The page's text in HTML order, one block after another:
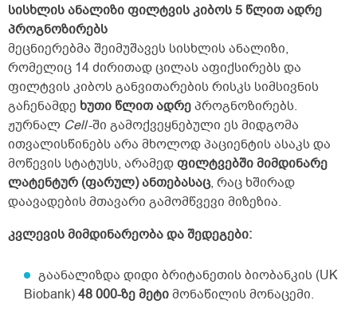
სისხლის ანალიზი ფილტვის კიბოს 5 წლით ადრე
პროგნოზირებს
მეცნიერებმა შეიმუშავეს სისხლის ანალიზი,
რომელიც 14 ძირითად ცილას აფიქსირებს და
ფილტვის კიბოს განვითარების რისკს სიმსივნის
გაჩენამდე ხუთი წლით ადრეპროგნოზირებს.
ჟურნალ Cell-ში გამოქვეყნებული ეს მიდგომა
ითვალისწინებს არა მხოლოდ პაციენტის ასაკს და
მოწევის სტატუსს, არამედფილტვებში მიმდინარე
ლატენტურ (ფარულ) ანთებასაც, რაც ხშირად
დაავადების მთავარი გამომწვევი მიზეზია.
კვლევის მიმდინარეობა და შედეგები:
გაანალიზდა დიდი ბრიტანეთის ბიობანკის (UK
Biobank)48 000-ზე მეტიმონაწილის მონაცემი.